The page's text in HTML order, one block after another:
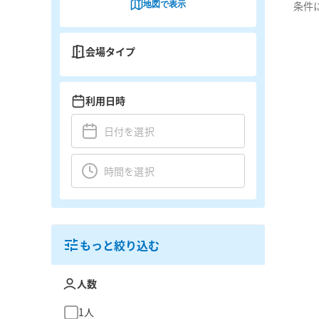
条件
地図で表示
会場タイプ
利用日時
もっと絞り込む
人数
1人